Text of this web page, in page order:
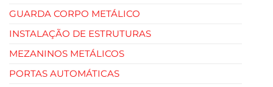
GUARDA CORPO METÁLICO
INSTALAÇÃO DE ESTRUTURAS
MEZANINOS METÁLICOS
PORTAS AUTOMÁTICAS